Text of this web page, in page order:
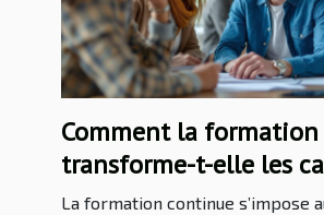
Comment la
transforme-t-elle les
professionnelles ?
La formation continue s’impose